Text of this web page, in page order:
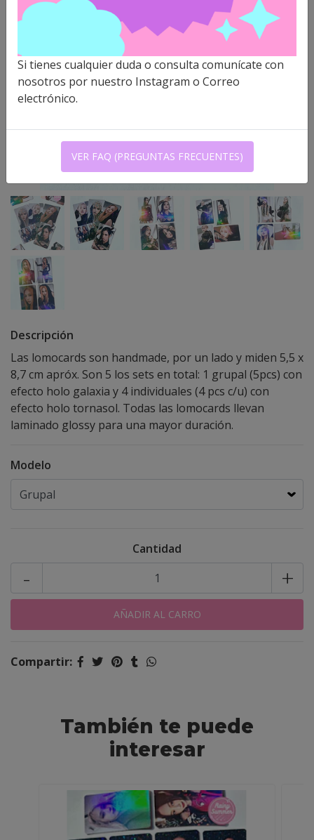
Descripción
Las lomocards son handmade, por un lado y miden 5,5 x
8,7 cm apróx. Son 5 los sets en total: 1 grupal (5pcs) con
efecto holo galaxia y 4 individuales (4 pcs c/u) con
efecto holo tornasol. Todas las lomocards llevan
laminado glossy para una mayor duración.
Modelo
Cantidad
+
-
Compartir:
También te puede
interesar
Si tienes cualquier duda o consulta comunícate con
nosotros por nuestro Instagram o Correo
electrónico.
VER FAQ (PREGUNTAS FRECUENTES)